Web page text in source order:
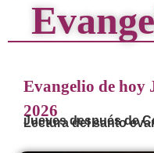
Evangelio de hoy
2026
Jueves después de
Lectura del santo